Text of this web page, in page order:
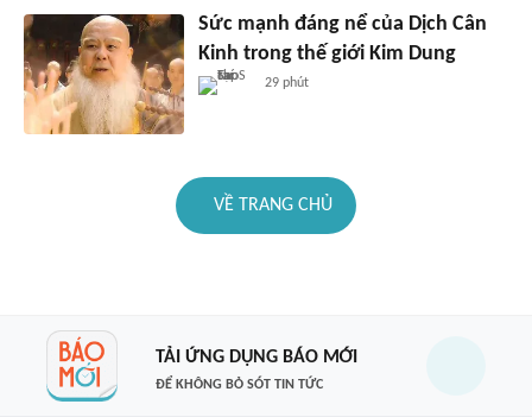
Sức mạnh đáng nể của Dịch Cân
Kinh trong thế giới Kim Dung
29 phút
VỀ TRANG CHỦ
TẢI ỨNG DỤNG BÁO MỚI
ĐỂ KHÔNG BỎ SÓT TIN TỨC